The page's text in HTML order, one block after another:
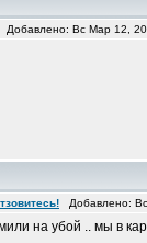
Добавлено: Вс Мар 12,
Добавлено:
на убой .. мы в